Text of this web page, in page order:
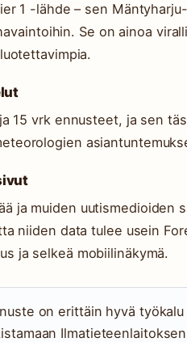
1 -lähde – sen
Se on ainoa
15 vrk ennusteet, ja sen
ja muiden uutismedioiden
niiden data tulee usein
ja selkeä mobiilinäkymä.
on erittäin hyvä